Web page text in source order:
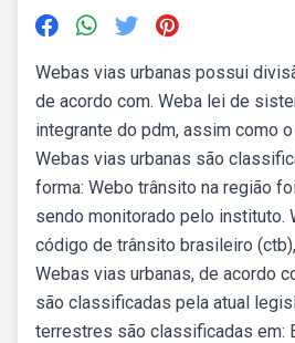
Webas vias urbanas possui
de acordo com. Weba lei de
integrante do pdm, assim como
Webas vias urbanas são
forma: Webo trânsito na região
sendo monitorado pelo instituto.
código de trânsito brasileiro
Webas vias urbanas, de acordo
são classificadas pela atual
terrestres são classificadas em: